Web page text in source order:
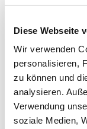
Diese Webseite
Wir verwenden
personalisieren,
zu können und
analysieren.
Verwendung
soziale Medien,
Der von